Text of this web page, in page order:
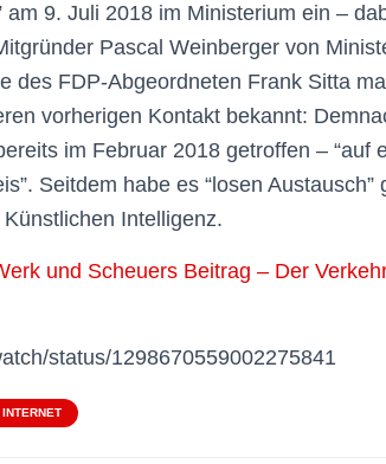
am 9. Juli 2018 im Ministerium ein –
Pascal Weinberger von
des FDP-Abgeordneten Frank Sitta
vorherigen Kontakt bekannt:
im Februar 2018 getroffen – “auf
Seitdem habe es “losen
Intelligenz.
und Scheuers Beitrag – Der
status/1298670559002275841
INTERNET